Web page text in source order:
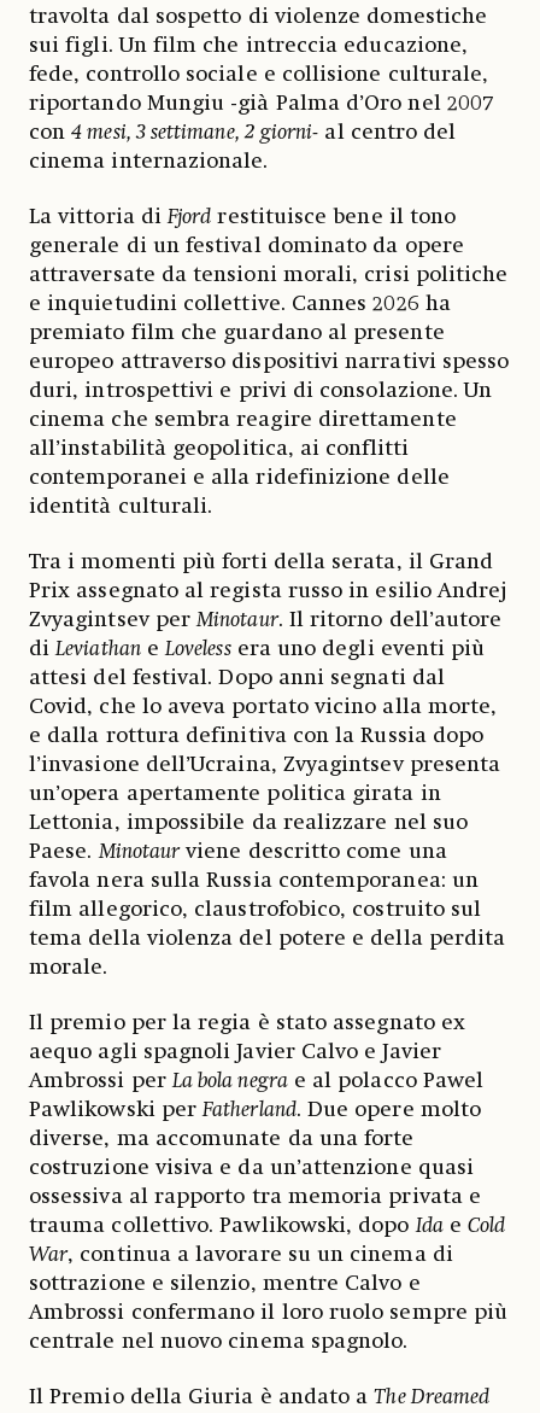
travolta dal sospetto di violenze domestiche
sui figli. Un film che intreccia educazione,
fede, controllo sociale e collisione culturale,
riportando Mungiu -già Palma d’Oro nel 2007
con4 mesi, 3 settimane, 2 giorni- al centro del
cinema internazionale.
La vittoria diFjord restituisce bene il tono
generale di un festival dominato da opere
attraversate da tensioni morali, crisi politiche
e inquietudini collettive. Cannes 2026 ha
premiato film che guardano al presente
europeo attraverso dispositivi narrativi spesso
duri, introspettivi e privi di consolazione. Un
cinema che sembra reagire direttamente
all’instabilità geopolitica, ai conflitti
contemporanei e alla ridefinizione delle
identità culturali.
Tra i momenti più forti della serata, il Grand
Prix assegnato al regista russo in esilio Andrej
Zvyagintsev perMinotaur. Il ritorno dell’autore
diLeviathaneLovelessera uno degli eventi più
attesi del festival. Dopo anni segnati dal
Covid, che lo aveva portato vicino alla morte,
e dalla rottura definitiva con la Russia dopo
l’invasione dell’Ucraina, Zvyagintsev presenta
un’opera apertamente politica girata in
Lettonia, impossibile da realizzare nel suo
Paese.Minotaurviene descritto come una
favola nera sulla Russia contemporanea: un
film allegorico, claustrofobico, costruito sul
tema della violenza del potere e della perdita
morale.
Il premio per la regia è stato assegnato ex
aequo agli spagnoli Javier Calvo e Javier
Ambrossi perLa bola negrae al polacco Pawel
Pawlikowski perFatherland. Due opere molto
diverse, ma accomunate da una forte
costruzione visiva e da un’attenzione quasi
ossessiva al rapporto tra memoria privata e
trauma collettivo. Pawlikowski, dopoIdaeCold
War, continua a lavorare su un cinema di
sottrazione e silenzio, mentre Calvo e
Ambrossi confermano il loro ruolo sempre più
centrale nel nuovo cinema spagnolo.
Il Premio della Giuria è andato aThe Dreamed